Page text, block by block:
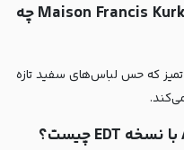
Maison Francis Kurkdjian Aqua Universalis Forte چه
تمیز که حس لباس‌های سفید تازه